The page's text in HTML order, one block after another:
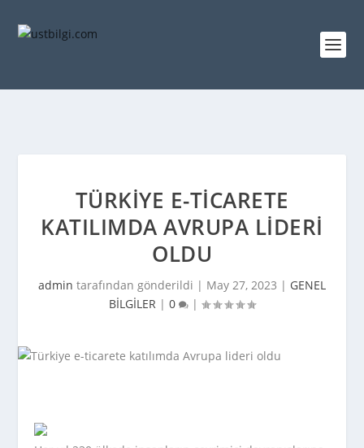
TÜRKIYE E-TICARETE
KATILIMDA AVRUPA LIDERI
OLDU
admin tarafından gönderildi | May 27, 2023 | GENEL
BİLGİLER | 0 |